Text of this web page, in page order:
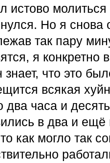
истово
Но я снова
так пару
я конкретно
знает, что это
всякая
два часа и
в два и ещё
как могло так